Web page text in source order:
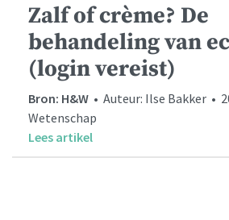
Zalf of crème? De
behandeling van
(login vereist)
Bron: H&W • Auteur: Ilse Bakker •
Wetenschap
Lees artikel